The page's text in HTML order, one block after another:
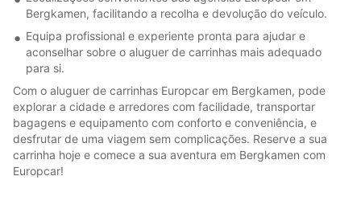
Bergkamen, facilitando a recolha e devolução do veículo.
Equipa profissional e experiente pronta para ajudar e
aconselhar sobre o aluguer de carrinhas mais adequado
para si.
Com o aluguer de carrinhas Europcar em Bergkamen, pode
explorar a cidade e arredores com facilidade, transportar
bagagens e equipamento com conforto e conveniência, e
desfrutar de uma viagem sem complicações. Reserve a sua
carrinha hoje e comece a sua aventura em Bergkamen com
Europcar!